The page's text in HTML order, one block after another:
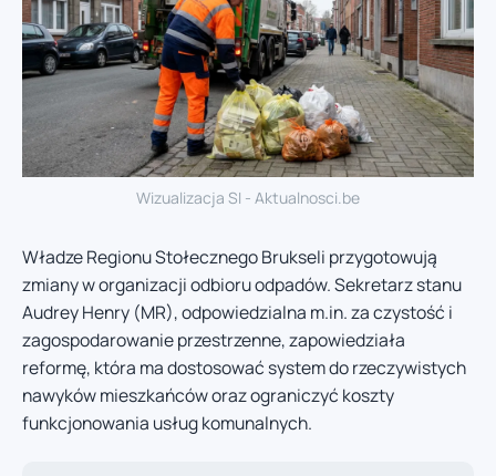
Wizualizacja SI - Aktualnosci.be
Władze Regionu Stołecznego Brukseli przygotowują
zmiany w organizacji odbioru odpadów. Sekretarz stanu
Audrey Henry (MR), odpowiedzialna m.in. za czystość i
zagospodarowanie przestrzenne, zapowiedziała
reformę, która ma dostosować system do rzeczywistych
nawyków mieszkańców oraz ograniczyć koszty
funkcjonowania usług komunalnych.